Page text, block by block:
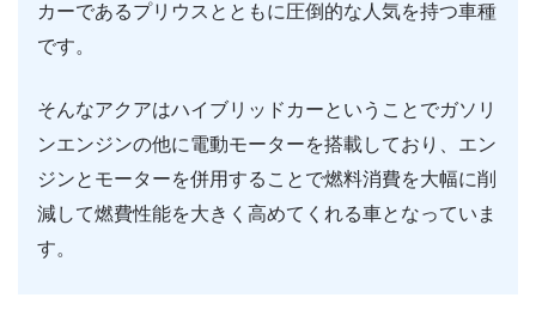
カーであるプリウスとともに圧倒的な人気を持つ車種
です。
そんなアクアはハイブリッドカーということでガソリ
ンエンジンの他に電動モーターを搭載しており、エン
ジンとモーターを併用することで燃料消費を大幅に削
減して燃費性能を大きく高めてくれる車となっていま
す。